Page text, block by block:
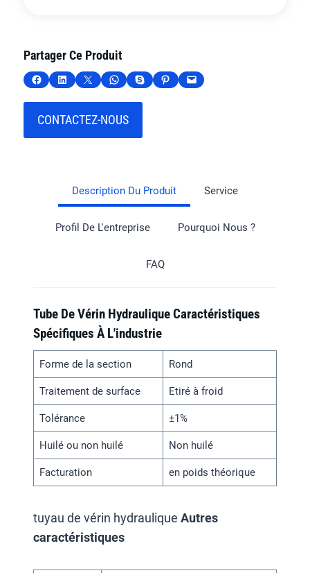
Partager Ce Produit
Partager sur Facebook
Partager sur LinkedIn
Partager sur X Partager sur WhatsApp
Partager sur SkypePartager sur Pinterest
Envoyer cette page par e-mail
CONTACTEZ-NOUS
Description Du Produit Service
Profil De L'entreprise Pourquoi Nous ?
FAQ
Tube De Vérin Hydraulique Caractéristiques
Spécifiques À L'industrie
Forme de la section Rond
Traitement de surface Etiré à froid
Tolérance ±1%
Huilé ou non huilé Non huilé
Facturation en poids théorique
tuyau de vérin hydraulique Autres
caractéristiques